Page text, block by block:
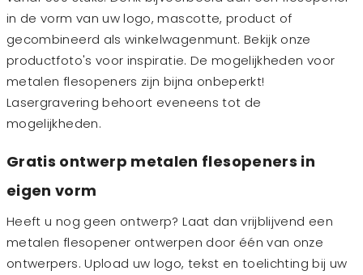
in de vorm van uw logo, mascotte, product of
gecombineerd als winkelwagenmunt. Bekijk onze
productfoto's voor inspiratie. De mogelijkheden voor
metalen flesopeners zijn bijna onbeperkt!
Lasergravering behoort eveneens tot de
mogelijkheden.
Gratis ontwerp metalen flesopeners in
eigen vorm
Heeft u nog geen ontwerp? Laat dan vrijblijvend een
metalen flesopener ontwerpen door één van onze
ontwerpers. Upload uw logo, tekst en toelichting bij uw